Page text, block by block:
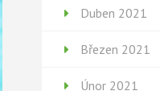
Duben 2021
Březen 2021
Únor 2021